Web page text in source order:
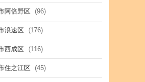
阿倍野区 (96)
浪速区 (176)
西成区 (116)
住之江区 (45)